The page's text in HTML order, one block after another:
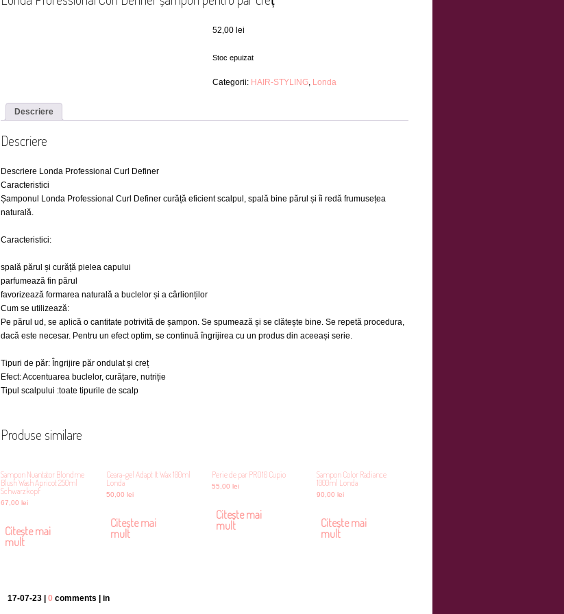
52,00 lei
Stoc epuizat
Categorii: HAIR-STYLING, Londa
Descriere
Descriere
Descriere Londa Professional Curl Definer
Caracteristici
Șamponul Londa Professional Curl Definer curăță eficient scalpul, spală bine părul și îi redă frumusețea
naturală.
Caracteristici:
spală părul și curăță pielea capului
parfumează fin părul
favorizează formarea naturală a buclelor și a cârlionților
Cum se utilizează:
Pe părul ud, se aplică o cantitate potrivită de șampon. Se spumează și se clătește bine. Se repetă procedura,
dacă este necesar. Pentru un efect optim, se continuă îngrijirea cu un produs din aceeași serie.
Tipuri de păr: Îngrijire păr ondulat și creț
Efect: Accentuarea buclelor, curățare, nutriție
Tipul scalpului :toate tipurile de scalp
Produse similare
Sampon Nuantator Blondme
Blush Wash Apricot 250ml
Schwarzkopf
67,00 lei
Citește mai
mult
Ceara-gel Adapt It Wax 100ml
Londa
50,00 lei
Citește mai
mult
Perie de par PRO10 Cupio
55,00 lei
Citește mai
mult
Sampon Color Radiance
1000ml Londa
90,00 lei
Citește mai
mult
17-07-23 | 0 comments | in